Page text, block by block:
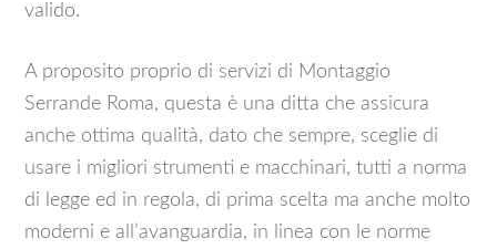
valido.
A proposito proprio di servizi di Montaggio
Serrande Roma, questa è una ditta che assicura
anche ottima qualità, dato che sempre, sceglie di
usare i migliori strumenti e macchinari, tutti a norma
di legge ed in regola, di prima scelta ma anche molto
moderni e all’avanguardia, in linea con le norme